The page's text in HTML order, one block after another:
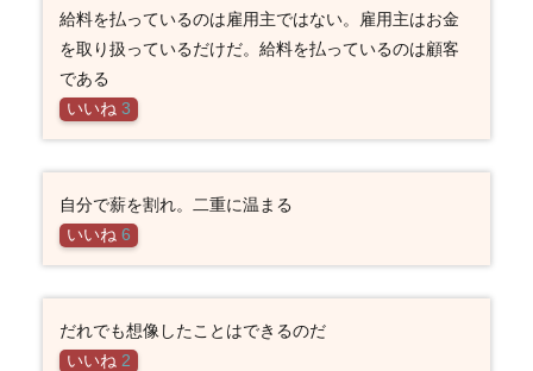
給料を払っているのは雇用主ではない。雇用主はお金
を取り扱っているだけだ。給料を払っているのは顧客
である
いいね 3
自分で薪を割れ。二重に温まる
いいね 6
だれでも想像したことはできるのだ
いいね 2